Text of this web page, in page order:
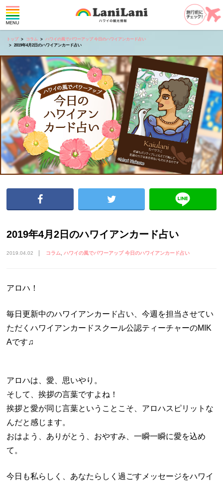
トップ コラム
ハワイの風でパワーアップ 今日のハワイアンカード占い
2019年4月2日のハワイアンカード占い
2019年4月2日のハワイアンカード占い
2019.04.02 コラム ハワイの風でパワーアップ 今日のハワイアンカード占い
アロハ！
毎日更新中のハワイアンカード占い、今週を担当させてい
ただくハワイアンカードスクール公認ティーチャーのMIK
Aです♫
アロハは、愛、思いやり。
そして、挨拶の言葉ですよね！
挨拶と愛が同じ言葉ということこそ、アロハスピリットな
んだと感じます。
おはよう、ありがとう、おやすみ、一瞬一瞬に愛を込め
て。
今日も私らしく、あなたらしく過ごすメッセージをハワイ